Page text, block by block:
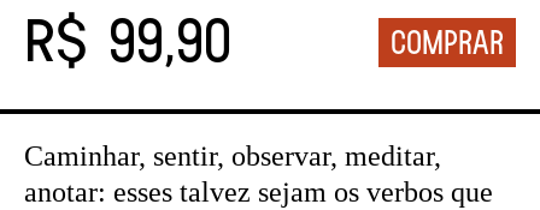
R$ 99,90
Caminhar, sentir, observar, meditar,
anotar: esses talvez sejam os verbos que